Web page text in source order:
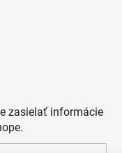
zasielať informácie